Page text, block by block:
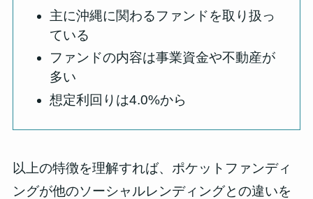
主に沖縄に関わるファンドを取り扱っ
ている
ファンドの内容は事業資金や不動産が
多い
想定利回りは4.0%から
以上の特徴を理解すれば、ポケットファンディ
ングが他のソーシャルレンディングとの違いを